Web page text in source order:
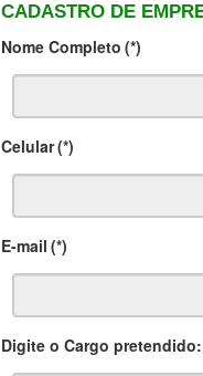
CADASTRO DE
Nome Completo (*)
Celular(*)
E-mail (*)
Digite o Cargo pretendido: